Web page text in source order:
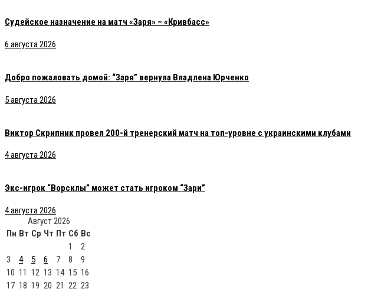
Судейское назначение на матч «Заря» – «Кривбасс»
6 августа 2026
Добро пожаловать домой: “Заря” вернула Владлена Юрченко
5 августа 2026
Виктор Скрипник провел 200-й тренерский матч на топ-уровне с украинскими клубами
4 августа 2026
Экс-игрок “Ворсклы” может стать игроком “Зари”
4 августа 2026
Август 2026
Пн Вт Ср Чт Пт Сб Вс
1
2
3
4 5 6 7 8
9
10 11 12 13 14 15 16
17 18 19 20 21 22 23